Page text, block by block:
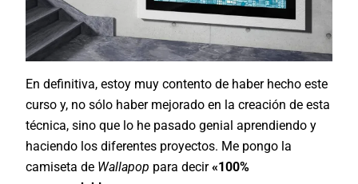
En definitiva, estoy muy contento de haber hecho este
curso y, no sólo haber mejorado en la creación de esta
técnica, sino que lo he pasado genial aprendiendo y
haciendo los diferentes proyectos. Me pongo la
camiseta de Wallapop para decir«100%